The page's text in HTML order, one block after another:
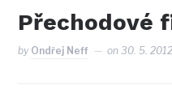
Přechodové
by Ondřej Neff on30. 5. 2012